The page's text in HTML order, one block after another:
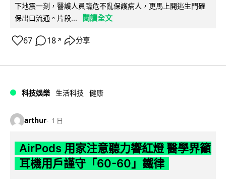
下地震一刻，醫護人員臨危不亂保護病人，更馬上開逃生門確
保出口流通。片段...
閱讀全文
67 18 ↗ 分享
科技娛樂 生活科技 健康
arthur 1 日
AirPods 用家注意聽力響紅燈 醫學界籲
耳機用戶謹守「60-60」鐵律